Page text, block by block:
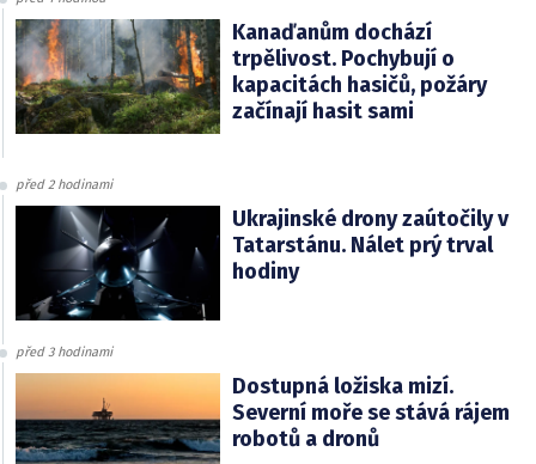
Kanaďanům dochází
trpělivost. Pochybují o
kapacitách hasičů, požáry
začínají hasit sami
před 2 hodinami
Ukrajinské drony zaútočily v
Tatarstánu. Nálet prý trval
hodiny
před 3 hodinami
Dostupná ložiska mizí.
Severní moře se stává rájem
robotů a dronů